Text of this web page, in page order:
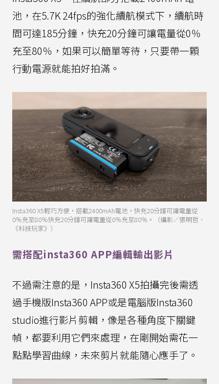
池，在5.7K 24fps的強化續航模式下，續航時
間可達185分鐘，快充20分鐘可讓電量從0％
充至80％，如果可以簡單等待，只要帶一顆
行動電源就能拍好拍滿。
Insta360 X5輕巧方便，搭載2400mAh電池，快充20分鐘可讓電量從
0％充至80％快充20分鐘可讓電量從0％充至80％。（攝影／張明哲、
《科技玩家》）
需搭配insta360 APP編輯輸出影片
不過需注意的是，Insta360 X5拍攝完後需透
過手機版Insta360 APP或是電腦版Insta360
studio進行影片剪輯，像是各種角度下關鍵
幀，都要利用它們來處理，在剛開始需花一
點點學習曲線，未來剪片就能隨心應手了。